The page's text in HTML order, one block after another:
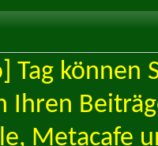
können
Ihren
Metacafe